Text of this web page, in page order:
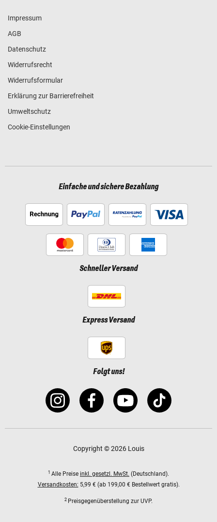
Impressum
AGB
Datenschutz
Widerrufsrecht
Widerrufsformular
Erklärung zur Barrierefreiheit
Umweltschutz
Cookie-Einstellungen
Einfache und sichere Bezahlung
Schneller Versand
Express Versand
Folgt uns!
Copyright © 2026 Louis
1 Alle Preise inkl. gesetzl. MwSt. (Deutschland).
Versandkosten: 5,99 € (ab 199,00 € Bestellwert gratis).
2 Preisgegenüberstellung zur UVP.